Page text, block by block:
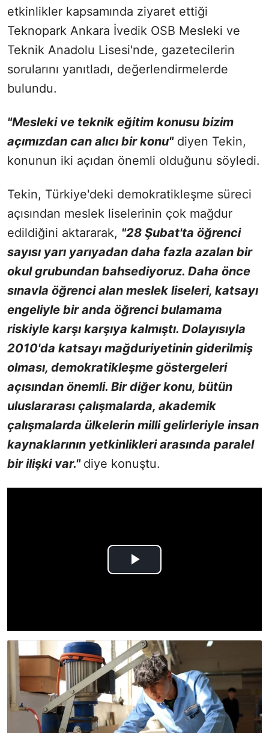
etkinlikler kapsamında ziyaret ettiği
Teknopark Ankara İvedik OSB Mesleki ve
Teknik Anadolu Lisesi'nde, gazetecilerin
sorularını yanıtladı, değerlendirmelerde
bulundu.
"Mesleki ve teknik eğitim konusu bizim
açımızdan can alıcı bir konu"diyen Tekin,
konunun iki açıdan önemli olduğunu söyledi.
Tekin, Türkiye'deki demokratikleşme süreci
açısından meslek liselerinin çok mağdur
edildiğini aktararak, "28 Şubat'ta öğrenci
sayısı yarı yarıyadan daha fazla azalan bir
okul grubundan bahsediyoruz. Daha önce
sınavla öğrenci alan meslek liseleri, katsayı
engeliyle bir anda öğrenci bulamama
riskiyle karşı karşıya kalmıştı. Dolayısıyla
2010'da katsayı mağduriyetinin giderilmiş
olması, demokratikleşme göstergeleri
açısından önemli. Bir diğer konu, bütün
uluslararası çalışmalarda, akademik
çalışmalarda ülkelerin milli gelirleriyle insan
kaynaklarının yetkinlikleri arasında paralel
bir ilişki var." diye konuştu.